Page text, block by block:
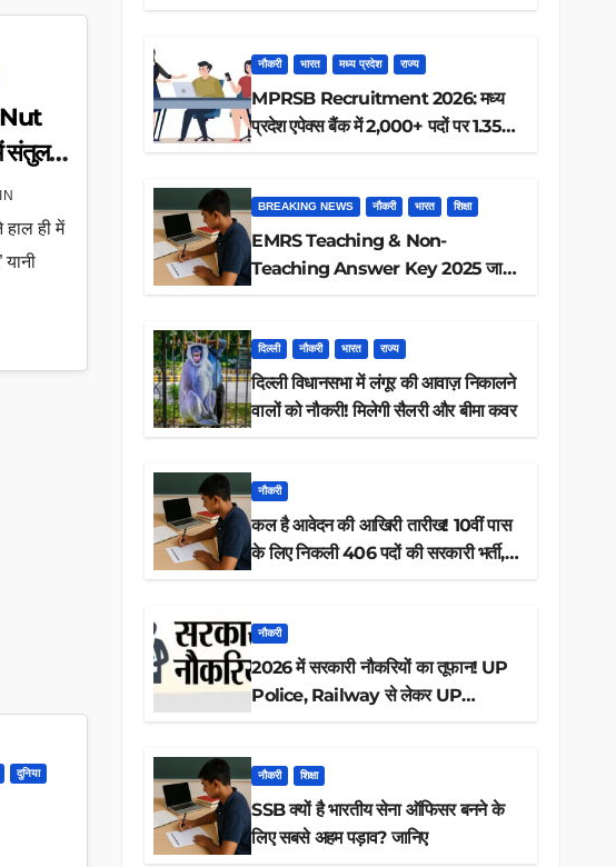
संतुलन
ही में
दुनिया
नौकरी भारत मध्य प्रदेश राज्य
MPRSB Recruitment 2026: मध्य
प्रदेश एपेक्स बैंक में 2,000+ पदों पर 1.35
BREAKING NEWS नौकरी भारत शिक्षा
EMRS Teaching & Non-
Teaching Answer Key 2025 जारी,
दिल्ली नौकरी भारत राज्य
दिल्ली विधानसभा में लंगूर की आवाज़ निकालने
वालों को नौकरी! मिलेगी सैलरी और बीमा कवर
नौकरी
कल है आवेदन की आखिरी तारीख! 10वीं पास
के लिए निकली 406 पदों की सरकारी भर्ती,
नौकरी
2026 में सरकारी नौकरियों का तूफान! UP
Police, Railway से लेकर UP
नौकरी शिक्षा
SSB क्यों है भारतीय सेना ऑफिसर बनने के
लिए सबसे अहम पड़ाव? जानिए